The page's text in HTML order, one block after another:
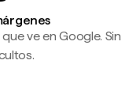
ve en Google. Sin